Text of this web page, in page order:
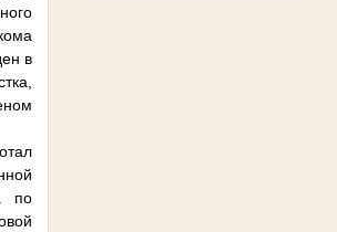
в
по